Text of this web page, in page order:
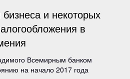
и некоторых
в
Всемирным банком
на начало 2017 года